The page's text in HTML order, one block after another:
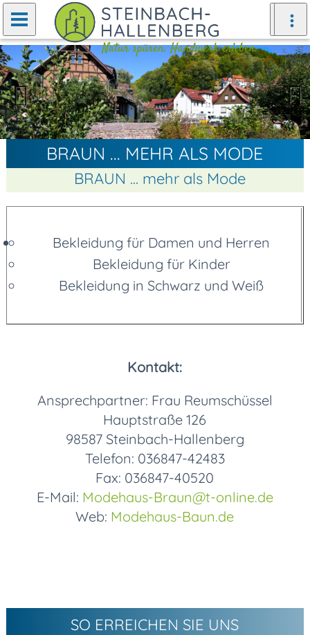
Zurück Weiter
BRAUN ... MEHR ALS MODE
BRAUN ... mehr als Mode
Bekleidung für Damen und Herren
Bekleidung für Kinder
Bekleidung in Schwarz und Weiß
Kontakt:
Ansprechpartner: Frau Reumschüssel
Hauptstraße 126
98587 Steinbach-Hallenberg
Telefon: 036847-42483
Fax: 036847-40520
E-Mail: Modehaus-Braun@t-online.de
Web: Modehaus-Baun.de
SO ERREICHEN SIE UNS